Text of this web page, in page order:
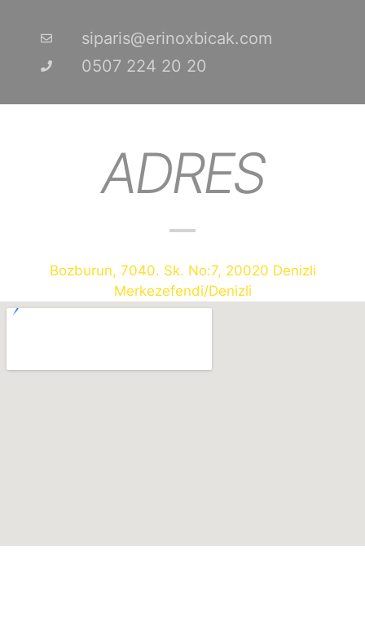
siparis@erinoxbicak.com
0507 224 20 20
ADRES
Bozburun, 7040. Sk. No:7, 20020 Denizli
Merkezefendi/Denizli